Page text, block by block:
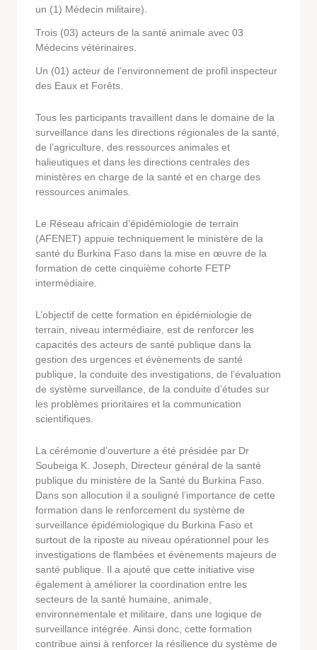
un (1) Médecin militaire).
Trois (03) acteurs de la santé animale avec 03
Médecins vétérinaires.
Un (01) acteur de l’environnement de profil inspecteur
des Eaux et Forêts.
Tous les participants travaillent dans le domaine de la
surveillance dans les directions régionales de la santé,
de l’agriculture, des ressources animales et
halieutiques et dans les directions centrales des
ministères en charge de la santé et en charge des
ressources animales.
Le Réseau africain d’épidémiologie de terrain
(AFENET) appuie techniquement le ministère de la
santé du Burkina Faso dans la mise en œuvre de la
formation de cette cinquième cohorte FETP
intermédiaire.
L’objectif de cette formation en épidémiologie de
terrain, niveau intermédiaire, est de renforcer les
capacités des acteurs de santé publique dans la
gestion des urgences et évènements de santé
publique, la conduite des investigations, de l’évaluation
de système surveillance, de la conduite d’études sur
les problèmes prioritaires et la communication
scientifiques.
La cérémonie d’ouverture a été présidée par Dr
Soubeiga K. Joseph, Directeur général de la santé
publique du ministère de la Santé du Burkina Faso.
Dans son allocution il a souligné l’importance de cette
formation dans le renforcement du système de
surveillance épidémiologique du Burkina Faso et
surtout de la riposte au niveau opérationnel pour les
investigations de flambées et évènements majeurs de
santé publique. Il a ajouté que cette initiative vise
également à améliorer la coordination entre les
secteurs de la santé humaine, animale,
environnementale et militaire, dans une logique de
surveillance intégrée. Ainsi donc, cette formation
contribue ainsi à renforcer la résilience du système de